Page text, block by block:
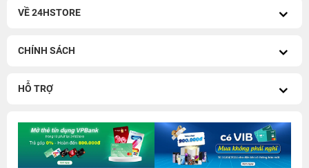
VỀ 24HSTORE
CHÍNH SÁCH
HỖ TRỢ